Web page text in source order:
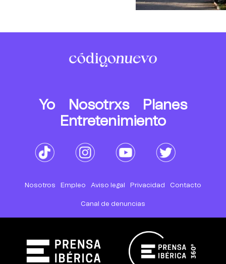
Yo Nosotrxs
Planes
Entretenimiento
Nosotros Empleo Aviso legal Privacidad Contacto
Canal de denuncias